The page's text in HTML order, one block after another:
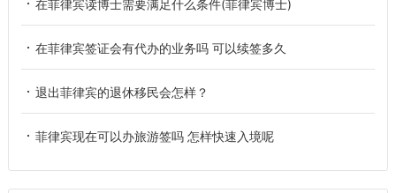
在菲律宾读博士需要满足什么条件(菲律宾博士)
在菲律宾签证会有代办的业务吗 可以续签多久
退出菲律宾的退休移民会怎样？
菲律宾现在可以办旅游签吗 怎样快速入境呢